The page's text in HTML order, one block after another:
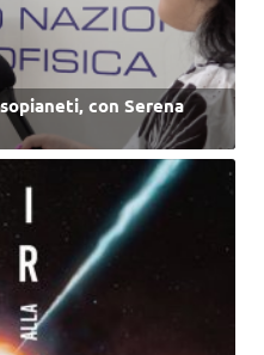
con Serena